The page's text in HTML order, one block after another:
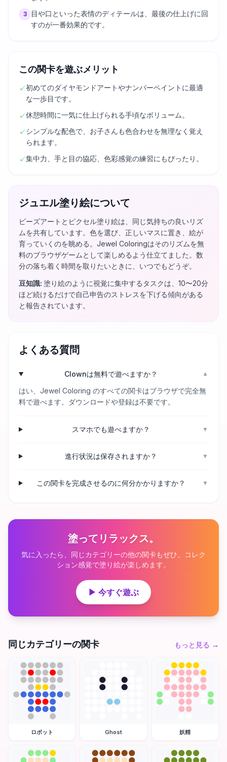
3
目や口といった表情のディテールは、最後の仕上げに回
すのが一番効果的です。
この関卡を遊ぶメリット
✓初めてのダイヤモンドアートやナンバーペイントに最適
な一歩目です。
✓休憩時間に一気に仕上げられる手頃なボリューム。
✓シンプルな配色で、お子さんも色合わせを無理なく覚え
られます。
✓集中力、手と目の協応、色彩感覚の練習にもぴったり。
ジュエル塗り絵について
ビーズアートとピクセル塗り絵は、同じ気持ちの良いリズ
ムを共有しています。色を選び、正しいマスに置き、絵が
育っていくのを眺める。Jewel Coloringはそのリズムを無
料のブラウザゲームとして楽しめるよう仕立てました。数
分の落ち着く時間を取りたいときに、いつでもどうぞ。
豆知識: 塗り絵のように視覚に集中するタスクは、10〜20分
ほど続けるだけで自己申告のストレスを下げる傾向がある
と報告されています。
よくある質問
Clownは無料で遊べますか？ ▼
はい、Jewel Coloring のすべての関卡はブラウザで完全無
料で遊べます。ダウンロードや登録は不要です。
スマホでも遊べますか？ ▼
進行状況は保存されますか？ ▼
この関卡を完成させるのに何分かかりますか？ ▼
塗ってリラックス。
気に入ったら、同じカテゴリーの他の関卡もぜひ。コレク
ション感覚で塗り絵が楽しめます。
▶ 今すぐ遊ぶ
同じカテゴリーの関卡 もっと見る →
ロボット Ghost 妖精